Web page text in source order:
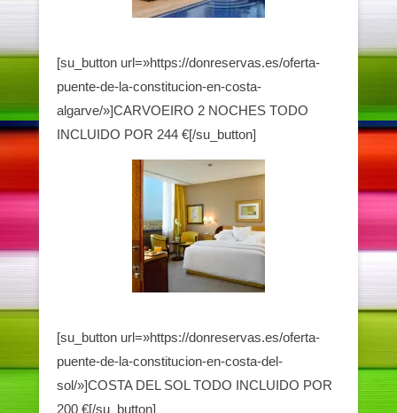
[su_button url=»https://donreservas.es/oferta-
puente-de-la-constitucion-en-costa-
algarve/»]CARVOEIRO 2 NOCHES TODO
INCLUIDO POR 244 €[/su_button]
[su_button url=»https://donreservas.es/oferta-
puente-de-la-constitucion-en-costa-del-
sol/»]COSTA DEL SOL TODO INCLUIDO POR
200 €[/su_button]